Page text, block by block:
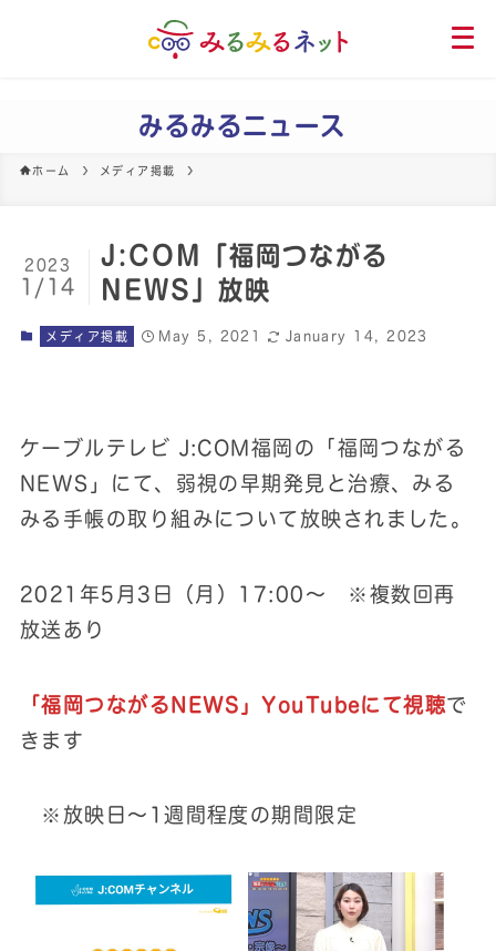
メ
ニ
みるみるニュース
ホーム メディア掲載
J:COM「福岡つながる
NEWS」放映
2023
1/14
メディア掲載 May 5, 2021 January 14, 2023
ケーブルテレビ J:COM福岡の「福岡つながる
NEWS」にて、弱視の早期発見と治療、みる
みる手帳の取り組みについて放映されました。
2021年5月3日（月）17:00～ ※複数回再
放送あり
「福岡つながるNEWS」YouTubeにて視聴で
きます
※放映日～1週間程度の期間限定